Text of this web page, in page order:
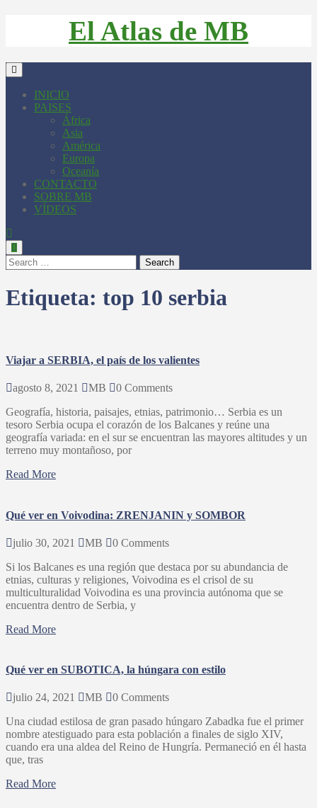
El Atlas de MB
INICIO
PAISES
África
Asia
América
Europa
Oceanía
CONTACTO
SOBRE MB
VÍDEOS
Search
Etiqueta: top 10 serbia
Viajar a SERBIA, el país de los valientes
agosto 8, 2021 MB
0 Comments
Geografía, historia, paisajes, etnias, patrimonio… Serbia es un
tesoro Serbia ocupa el corazón de los Balcanes y reúne una
geografía variada: en el sur se encuentran las mayores altitudes y un
terreno muy montañoso, por
Read More
Qué ver en Voivodina: ZRENJANIN y SOMBOR
julio 30, 2021 MB
0 Comments
Si los Balcanes es una región que destaca por su abundancia de
etnias, culturas y religiones, Voivodina es el crisol de su
multiculturalidad Voivodina es una provincia autónoma que se
encuentra dentro de Serbia, y
Read More
Qué ver en SUBOTICA, la húngara con estilo
julio 24, 2021 MB
0 Comments
Una ciudad estilosa de gran pasado húngaro Zabadka fue el primer
nombre atestiguado para esta población a finales de siglo XIV,
cuando era una aldea del Reino de Hungría. Permaneció en él hasta
que, tras
Read More